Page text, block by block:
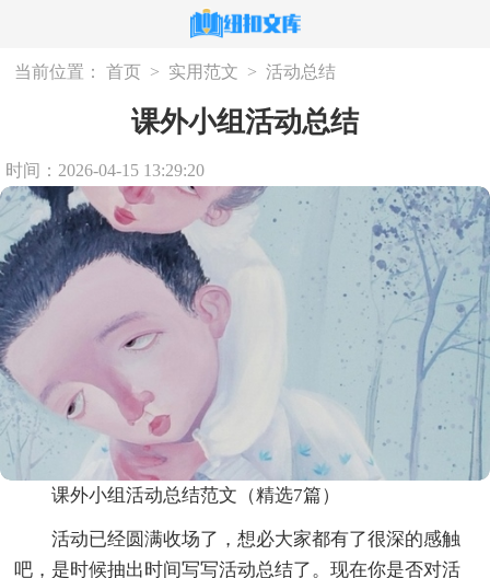
当前位置： 首页 > 实用范文 > 活动总结
课外小组活动总结
时间：2026-04-15 13:29:20
课外小组活动总结范文（精选7篇）
活动已经圆满收场了，想必大家都有了很深的感触
吧，是时候抽出时间写写活动总结了。现在你是否对活